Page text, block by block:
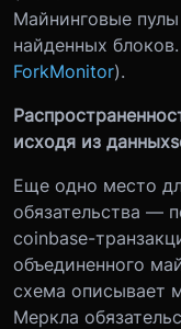
Майнинговые
найденных
ForkMonitor).
исходя из данных
Еще одно место
обязательства —
coinbase-
объединенного
схема описывает
Меркла